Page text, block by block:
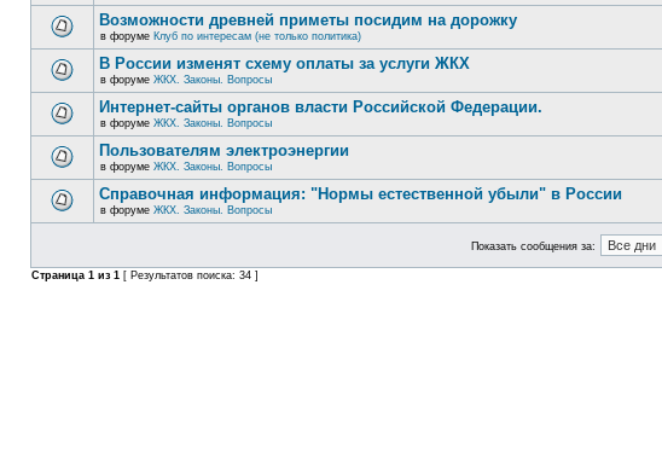
Возможности древней приметы посидим на дорожку
в форуме Клуб по интересам (не только политика)
В России изменят схему оплаты за услуги ЖКХ
в форуме ЖКХ. Законы. Вопросы
Интернет-сайты органов власти Российской Федерации.
в форуме ЖКХ. Законы. Вопросы
Пользователям электроэнергии
в форуме ЖКХ. Законы. Вопросы
Справочная информация: "Нормы естественной убыли" в России
в форуме ЖКХ. Законы. Вопросы
Показать сообщения за:
Страница 1 из 1 [ Результатов поиска: 34 ]